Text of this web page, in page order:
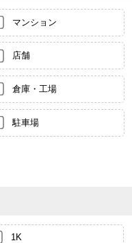
マンション
店舗
倉庫・工場
駐車場
1K